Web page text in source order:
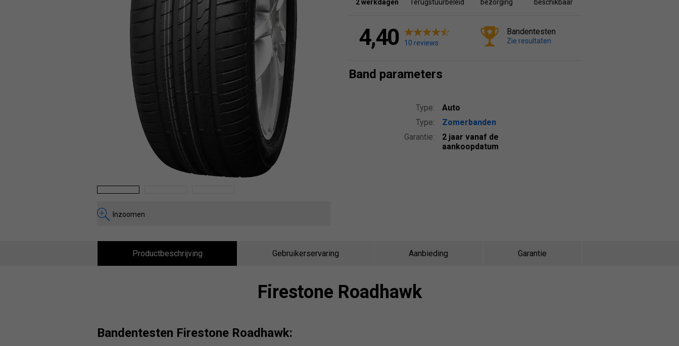
Inzoomen
2 werkdagen
Terugstuurbeleid
bezorging
beschikbaar
4,40 10 reviews
Bandentesten
Zie resultaten
Band parameters
Type:
Auto
Type:
Zomerbanden
Garantie:
2 jaar vanaf de
aankoopdatum
Productbeschrijving Gebruikerservaring Aanbieding Garantie
Firestone Roadhawk
Bandentesten Firestone Roadhawk: